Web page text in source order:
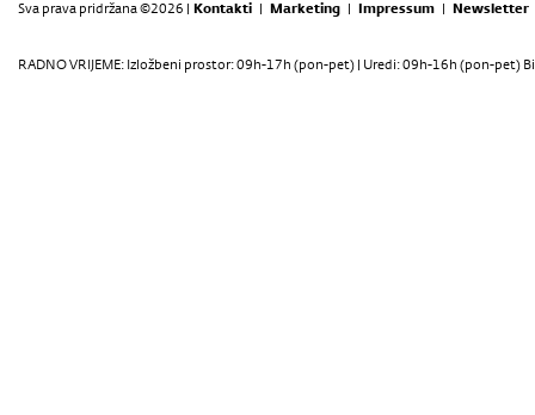
Sva prava pridržana ©2026 | Kontakti | Marketing | Impressum | Newsletter
RADNO VRIJEME: Izložbeni prostor: 09h-17h (pon-pet) | Uredi: 09h-16h (pon-pet)